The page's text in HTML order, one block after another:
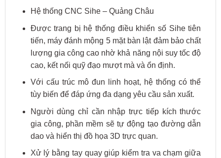
Hệ thống CNC Sihe – Quảng Châu
Được trang bị hệ thống điều khiển số Sihe tiên
tiến, máy đánh mộng 5 mặt bàn lật đảm bảo chất
lượng gia công cao nhờ khả năng nội suy tốc độ
cao, kết nối quỹ đạo mượt mà và ổn định.
Với cấu trúc mô đun linh hoạt, hệ thống có thể
tùy biến để đáp ứng đa dạng yêu cầu sản xuất.
Người dùng chỉ cần nhập trực tiếp kích thước
gia công, phần mềm sẽ tự động tạo đường dẫn
dao và hiển thị đồ họa 3D trực quan.
Xử lý bằng tay quay giúp kiểm tra va chạm giữa